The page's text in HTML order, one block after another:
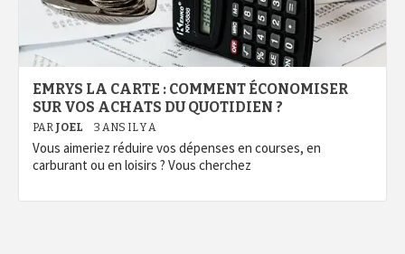
EMRYS LA CARTE : COMMENT ÉCONOMISER
SUR VOS ACHATS DU QUOTIDIEN ?
PAR JOEL 3 ANS IL Y A
Vous aimeriez réduire vos dépenses en courses, en
carburant ou en loisirs ? Vous cherchez